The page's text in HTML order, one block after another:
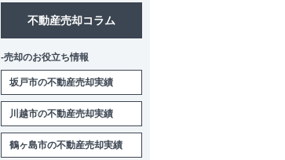
不動産売却コラム
-売却のお役立ち情報
坂戸市の不動産売却実績
川越市の不動産売却実績
鶴ヶ島市の不動産売却実績